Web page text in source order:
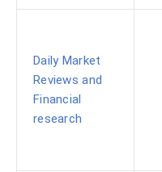
Daily Market
Reviews and
Financial
research